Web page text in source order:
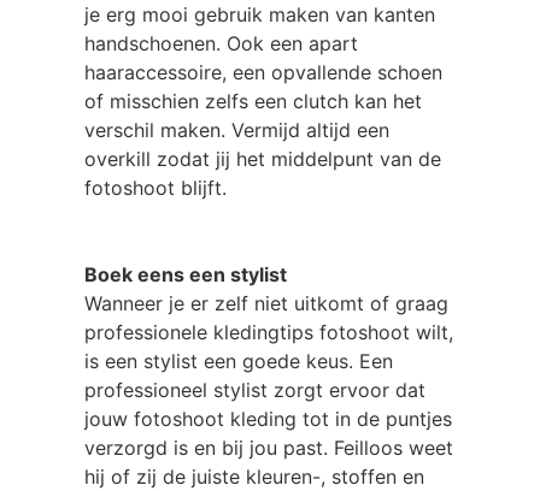
je erg mooi gebruik maken van kanten
handschoenen. Ook een apart
haaraccessoire, een opvallende schoen
of misschien zelfs een clutch kan het
verschil maken. Vermijd altijd een
overkill zodat jij het middelpunt van de
fotoshoot blijft.
Boek eens een stylist
Wanneer je er zelf niet uitkomt of graag
professionele kledingtips fotoshoot wilt,
is een stylist een goede keus. Een
professioneel stylist zorgt ervoor dat
jouw fotoshoot kleding tot in de puntjes
verzorgd is en bij jou past. Feilloos weet
hij of zij de juiste kleuren-, stoffen en